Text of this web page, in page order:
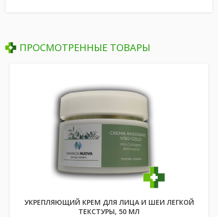
ПРОСМОТРЕННЫЕ ТОВАРЫ
УКРЕПЛЯЮЩИЙ КРЕМ ДЛЯ ЛИЦА И ШЕИ ЛЕГКОЙ
ТЕКСТУРЫ, 50 МЛ